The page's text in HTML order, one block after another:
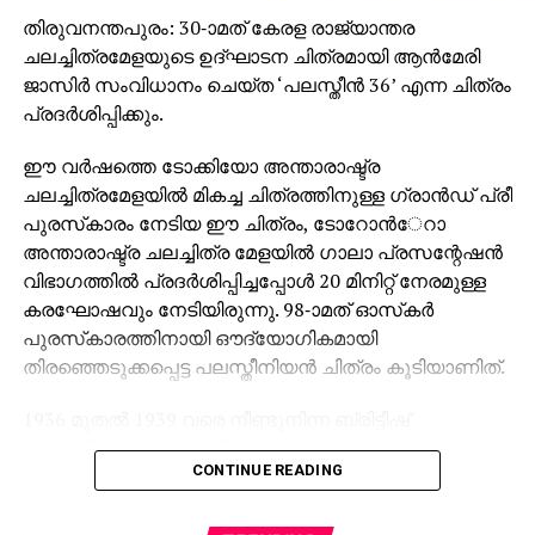
കൊണ്ട് ജൈത്രയാത്ര തുടരുന്ന ചിത്രം കേരളത്തിലെ
260 സ്‌ക്രീനുകളിൽ നിന്ന് 365 സ്‌ക്രീനുകളിലേക്ക്
വർധിപ്പിച്ചിരുന്നു.
ലഭിക്കുന്നത്. ചിത്രത്തിൻ്റെ ഓവർസീസ്
ഡിസ്ട്രിബൂഷൻ പാർട്ണർ ട്രൂത് ഗ്ലോബൽ ഫിലിംസ്
ആണ്. ചിത്രം വമ്പൻ റിലീസായി കേരളത്തിൽ
എത്തിച്ചത് വേഫറർ ഫിലിംസ്. കേരളത്തിൽ അഞ്ചു
കോടിയോളമാണ് ചിത്രം നേടിയ ആദ്യ ദിന കളക്ഷൻ.
കുപ്രസിദ്ധമായ സയനൈഡ് മോഹൻ കേസിൽ നിന്ന്
പ്രചോദനം ഉൾക്കൊണ്ട് ഒരുക്കിയ ചിത്രം
ആദ്യാവസാനം പ്രേക്ഷകരെ ത്രില്ലടിപ്പിച്ചു
അരുൺ, മാളവിക, ശ്രുതി രാമചന്ദ്രൻ എന്നിവരാണ്
ചിത്രത്തിലെ മറ്റു പ്രമുഖ താരങ്ങൾ.
തിരുവനന്തപുരം: 30-ാമത് കേരള രാജ്യാന്തര
ചലച്ചിത്രമേളയുടെ ഉദ്ഘാടന ചിത്രമായി ആന്‍മേരി
ജാസിര്‍ സംവിധാനം ചെയ്ത ‘പലസ്തീന്‍ 36’ എന്ന ചിത്രം
പ്രദര്‍ശിപ്പിക്കും.
ഈ വര്‍ഷത്തെ ടോക്കിയോ അന്താരാഷ്ട്ര
ചലച്ചിത്രമേളയില്‍ മികച്ച ചിത്രത്തിനുള്ള ഗ്രാന്‍ഡ് പ്രീ
പുരസ്‌കാരം നേടിയ ഈ ചിത്രം, ടോറോന്‍േറാ
അന്താരാഷ്ട്ര ചലച്ചിത്ര മേളയില്‍ ഗാലാ പ്രസന്റേഷന്‍
വിഭാഗത്തില്‍ പ്രദര്‍ശിപ്പിച്ചപ്പോള്‍ 20 മിനിറ്റ് നേരമുള്ള
കരഘോഷവും നേടിയിരുന്നു. 98-ാമത് ഓസ്‌കര്‍
പുരസ്‌കാരത്തിനായി ഔദ്യോഗികമായി
തിരഞ്ഞെടുക്കപ്പെട്ട പലസ്തീനിയന്‍ ചിത്രം കൂടിയാണിത്.
അധിനിവേശത്തിനെതിരെയുള്ള അറബ് കലാപത്തെ
പശ്ചാത്തലമാക്കിയ ചരിത്ര ചിത്രമാണിത്.
CONTINUE READING